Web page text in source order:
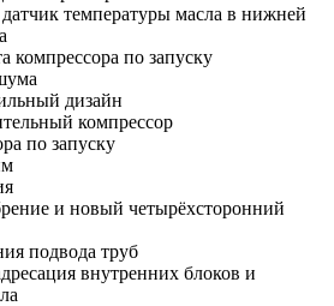
температуры масла в нижней
компрессора по запуску
дизайн
компрессор
по запуску
и новый четырёхсторонний
подвода труб
внутренних блоков и